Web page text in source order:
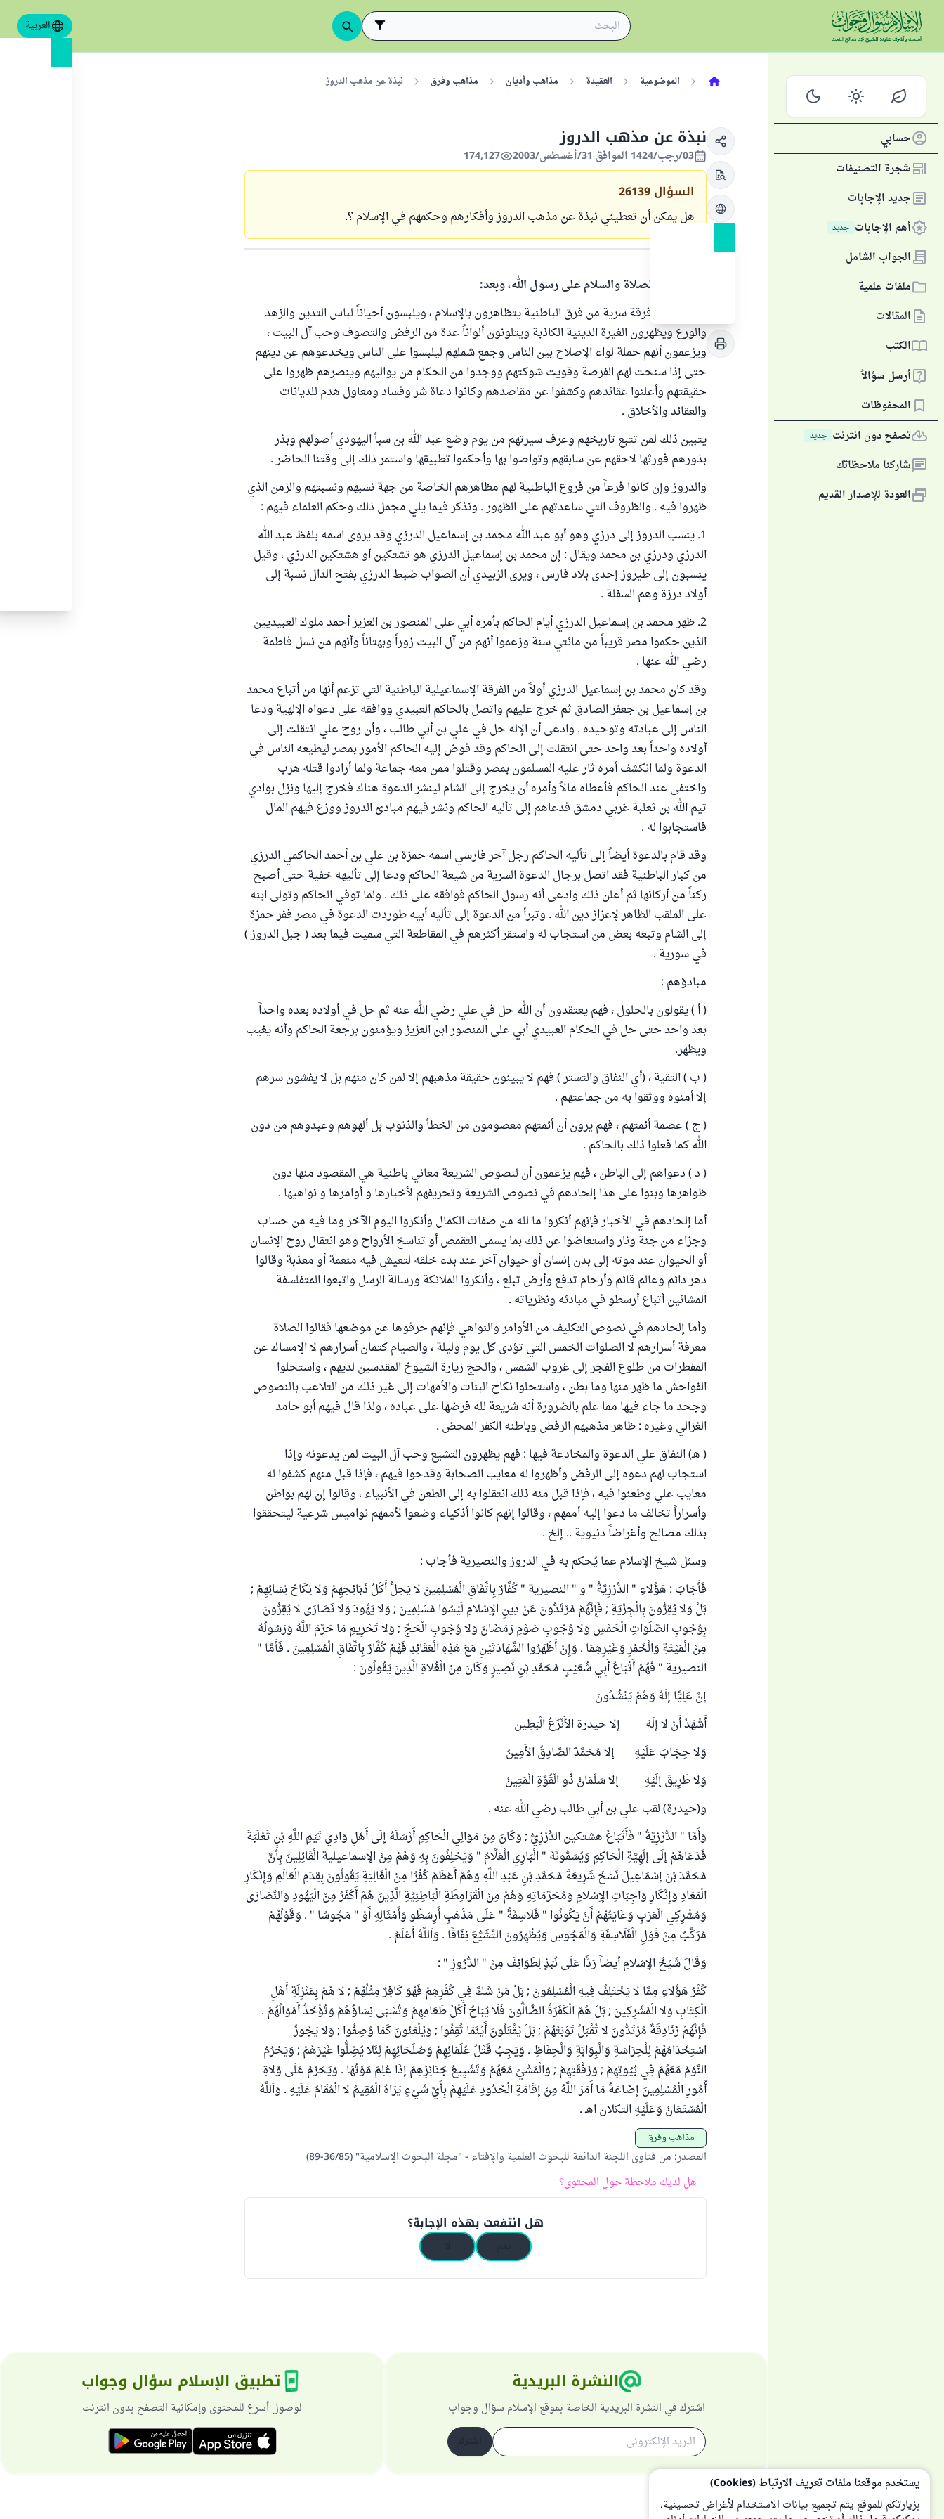
العربية
حسابي
شجرة التصنيفات
جديد الإجابات
أهم الإجابات جديد
الجواب الشامل
ملفات علمية
المقالات
الكتب
أرسل سؤالاً
المحفوظات
تصفح دون انترنت جديد
شاركنا ملاحظاتك
العودة للإصدار القديم
الموضوعية العقيدة مذاهب وأديان مذاهب وفرق نبذة عن مذهب الدروز
نبذة عن مذهب الدروز
03/رجب/1424 الموافق 31/أغسطس/2003 174,127
السؤال 26139
هل يمكن أن تعطيني نبذة عن مذهب الدروز وأفكارهم وحكمهم في الإسلام ؟.
الحمد لله والصلاة والسلام على رسول الله، وبعد:
أصل الدروز فرقة سرية من فرق الباطنية يتظاهرون بالإسلام ، ويلبسون أحياناً لباس التدين والزهد
والورع ويظهرون الغيرة الدينية الكاذبة ويتلونون ألواناً عدة من الرفض والتصوف وحب آل البيت ،
ويزعمون أنهم حملة لواء الإصلاح بين الناس وجمع شملهم ليلبسوا على الناس ويخدعوهم عن دينهم
حتى إذا سنحت لهم الفرصة وقويت شوكتهم ووجدوا من الحكام من يواليهم وينصرهم ظهروا على
حقيقتهم وأعلنوا عقائدهم وكشفوا عن مقاصدهم وكانوا دعاة شر وفساد ومعاول هدم للديانات
والعقائد والأخلاق .
يتبين ذلك لمن تتبع تاريخهم وعرف سيرتهم من يوم وضع عبد الله بن سبأ اليهودي أصولهم وبذر
بذورهم فورثها لاحقهم عن سابقهم وتواصوا بها وأحكموا تطبيقها واستمر ذلك إلى وقتنا الحاضر .
والدروز وإن كانوا فرعاً من فروع الباطنية لهم مظاهرهم الخاصة من جهة نسبهم ونسبتهم والزمن الذي
ظهروا فيه . والظروف التي ساعدتهم على الظهور . ونذكر فيما يلي مجمل ذلك وحكم العلماء فيهم :
1. ينسب الدروز إلى درزي وهو أبو عبد الله محمد بن إسماعيل الدرزي وقد يروى اسمه بلفظ عبد الله
الدرزي ودرزي بن محمد ويقال : إن محمد بن إسماعيل الدرزي هو تشتكين أو هشتكين الدرزي ، وقيل
ينسبون إلى طيروز إحدى بلاد فارس ، ويرى الزبيدي أن الصواب ضبط الدرزي بفتح الدال نسبة إلى
أولاد درزة وهم السفلة .
2. ظهر محمد بن إسماعيل الدرزي أيام الحاكم بأمره أبي على المنصور بن العزيز أحمد ملوك العبيديين
الذين حكموا مصر قريباً من مائتي سنة وزعموا أنهم من آل البيت زوراً وبهتاناً وأنهم من نسل فاطمة
رضي الله عنها .
وقد كان محمد بن إسماعيل الدرزي أولاً من الفرقة الإسماعيلية الباطنية التي تزعم أنها من أتباع محمد
بن إسماعيل بن جعفر الصادق ثم خرج عليهم واتصل بالحاكم العبيدي ووافقه على دعواه الإلهية ودعا
الناس إلى عبادته وتوحيده . وادعى أن الإله حل في علي بن أبي طالب ، وأن روح علي انتقلت إلى
أولاده واحداً بعد واحد حتى انتقلت إلى الحاكم وقد فوض إليه الحاكم الأمور بمصر ليطيعه الناس في
الدعوة ولما انكشف أمره ثار عليه المسلمون بمصر وقتلوا ممن معه جماعة ولما أرادوا قتله هرب
واختفى عند الحاكم فأعطاه مالاً وأمره أن يخرج إلى الشام لينشر الدعوة هناك فخرج إليها ونزل بوادي
تيم الله بن ثعلبة غربي دمشق فدعاهم إلى تأليه الحاكم ونشر فيهم مبادئ الدروز ووزع فيهم المال
فاستجابوا له .
وقد قام بالدعوة أيضاً إلى تأليه الحاكم رجل آخر فارسي اسمه حمزة بن علي بن أحمد الحاكمي الدرزي
من كبار الباطنية فقد اتصل برجال الدعوة السرية من شيعة الحاكم ودعا إلى تأليهه خفية حتى أصبح
ركناً من أركانها ثم أعلن ذلك وادعى أنه رسول الحاكم فوافقه على ذلك . ولما توفي الحاكم وتولى ابنه
على الملقب الظاهر لإعزاز دين الله . وتبرأ من الدعوة إلى تأليه أبيه طوردت الدعوة في مصر ففر حمزة
إلى الشام وتبعه بعض من استجاب له واستقر أكثرهم في المقاطعة التي سميت فيما بعد ( جبل الدروز )
في سورية .
مبادؤهم :
( أ ) يقولون بالحلول ، فهم يعتقدون أن الله حل في علي رضي الله عنه ثم حل في أولاده بعده واحداً
بعد واحد حتى حل في الحكام العبيدي أبي على المنصور ابن العزيز ويؤمنون برجعة الحاكم وأنه يغيب
ويظهر.
( ب ) التقية ، (أي النفاق والتستر ) فهم لا يبينون حقيقة مذهبهم إلا لمن كان منهم بل لا يفشون سرهم
إلا أمنوه ووثقوا به من جماعتهم .
( ج ) عصمة أئمتهم ، فهم يرون أن أئمتهم معصومون من الخطأ والذنوب بل ألهوهم وعبدوهم من دون
الله كما فعلوا ذلك بالحاكم .
( د ) دعواهم إلى الباطن ، فهم يزعمون أن لنصوص الشريعة معاني باطنية هي المقصود منها دون
ظواهرها وبنوا على هذا إلحادهم في نصوص الشريعة وتحريفهم لأخبارها و أوامرها و نواهيها .
أما إلحادهم في الأخبار فإنهم أنكروا ما لله من صفات الكمال وأنكروا اليوم الآخر وما فيه من حساب
وجزاء من جنة ونار واستعاضوا عن ذلك بما يسمى التقمص أو تناسخ الأرواح وهو انتقال روح الإنسان
أو الحيوان عند موته إلى بدن إنسان أو حيوان آخر عند بدء خلقه لتعيش فيه منعمة أو معذبة وقالوا
دهر دائم وعالم قائم وأرحام تدفع وأرض تبلع ، وأنكروا الملائكة ورسالة الرسل واتبعوا المتفلسفة
المشائين أتباع أرسطو في مبادئه ونظرياته .
وأما إلحادهم في نصوص التكليف من الأوامر والنواهي فإنهم حرفوها عن موضعها فقالوا الصلاة
معرفة أسرارهم لا الصلوات الخمس التي تؤدى كل يوم وليلة ، والصيام كتمان أسرارهم لا الإمساك عن
المفطرات من طلوع الفجر إلى غروب الشمس ، والحج زيارة الشيوخ المقدسين لديهم ، واستحلوا
الفواحش ما ظهر منها وما بطن ، واستحلوا نكاح البنات والأمهات إلى غير ذلك من التلاعب بالنصوص
وجحد ما جاء فيها مما علم بالضرورة أنه شريعة لله فرضها على عباده ، ولذا قال فيهم أبو حامد
الغزالي وغيره : ظاهر مذهبهم الرفض وباطنه الكفر المحض .
( هـ) النفاق علي الدعوة والمخادعة فيها : فهم يظهرون التشيع وحب آل البيت لمن يدعونه وإذا
استجاب لهم دعوه إلى الرفض وأظهروا له معايب الصحابة وقدحوا فيهم ، فإذا قبل منهم كشفوا له
معايب علي وطعنوا فيه ، فإذا قبل منه ذلك انتقلوا به إلى الطعن في الأنبياء ، وقالوا إن لهم بواطن
وأسراراً تخالف ما دعوا إليه أممهم ، وقالوا إنهم كانوا أذكياء وضعوا لأممهم نواميس شرعية ليتحققوا
بذلك مصالح وأغراضاً دنيوية .. إلخ .
وسئل شيخ الإسلام عما يُحكم به في الدروز والنصيرية فأجاب :
فَأَجَابَ : هَؤُلاءِ " الدُّرْزِيَّةُ " و " النصيرية " كُفَّارٌ بِاتِّفَاقِ الْمُسْلِمِينَ لا يَحِلُّ أَكْلُ ذَبَائِحِهِمْ وَلا نِكَاحُ نِسَائِهِمْ ;
بَلْ وَلا يُقِرُّونَ بِالْجِزْيَةِ ; فَإِنَّهُمْ مُرْتَدُّونَ عَنْ دِينِ الإِسْلامِ لَيْسُوا مُسْلِمِينَ ; وَلا يَهُودَ وَلا نَصَارَى لا يُقِرُّونَ
بِوُجُوبِ الصَّلَوَاتِ الْخَمْسِ وَلا وُجُوبِ صَوْمِ رَمَضَانَ وَلا وُجُوبِ الْحَجِّ ; وَلا تَحْرِيمِ مَا حَرَّمَ اللَّهُ وَرَسُولُهُ
مِنْ الْمَيْتَةِ وَالْخَمْرِ وَغَيْرِهِمَا . وَإِنْ أَظْهَرُوا الشَّهَادَتَيْنِ مَعَ هَذِهِ الْعَقَائِدِ فَهُمْ كُفَّارٌ بِاتِّفَاقِ الْمُسْلِمِينَ . فَأَمَّا "
النصيرية " فَهُمْ أَتْبَاعُ أَبِي شُعَيْبٍ مُحَمَّدِ بْنِ نَصِيرٍ وَكَانَ مِنْ الْغُلاةِ الَّذِينَ يَقُولُونَ :
إنَّ عَلِيًّا إلَهٌ وَهُمْ يَنْشُدُونَ
أَشْهَدُ أَنْ لا إلَهَ إلا حيدرة الأَنْزَعُ الْبَطِين
وَلا حِجَابَ عَلَيْهِ إلا مُحَمَّدٌ الصَّادِقُ الأَمِينُ
وَلا طَرِيقَ إلَيْهِ إلا سَلْمَانُ ذُو الْقُوَّةِ الْمَتِينُ
و(حيدرة) لقب علي بن أبي طالب رضي الله عنه .
وَأَمَّا " الدُّرْزِيَّةُ " فَأَتْبَاعُ هشتكين الدُّرْزِيُّ ; وَكَانَ مِنْ مَوَالِي الْحَاكِمِ أَرْسَلَهُ إلَى أَهْلِ وَادِي تَيْمِ اللَّهِ بْنِ ثَعْلَبَةَ
فَدَعَاهُمْ إلَى إلَهِيَّةِ الْحَاكِمِ وَيُسَمُّونَهُ " الْبَارِي الْعَلَّامُ " وَيَحْلِفُونَ بِهِ وَهُمْ مِنْ الإسماعيلية الْقَائِلِينَ بِأَنَّ
مُحَمَّدَ بْنَ إسْمَاعِيلَ نَسَخَ شَرِيعَةَ مُحَمَّدِ بْنِ عَبْدِ اللَّهِ وَهُمْ أَعْظَمُ كُفْرًا مِنْ الْغَالِيَةِ يَقُولُونَ بِقِدَمِ الْعَالَمِ وَإِنْكَارِ
الْمَعَادِ وَإِنْكَارِ وَاجِبَاتِ الإِسْلامِ وَمُحَرَّمَاتِهِ وَهُمْ مِنْ الْقَرَامِطَةِ الْبَاطِنِيَّةِ الَّذِينَ هُمْ أَكْفَرُ مِنْ الْيَهُودِ وَالنَّصَارَى
وَمُشْرِكِي الْعَرَبِ وَغَايَتُهُمْ أَنْ يَكُونُوا " فَلاسِفَةً " عَلَى مَذْهَبِ أَرِسْطُو وَأَمْثَالِهِ أَوْ " مَجُوسًا " . وَقَوْلُهُمْ
مُرَكَّبٌ مِنْ قَوْلِ الْفَلَاسِفَةِ وَالْمَجُوسِ وَيُظْهِرُونَ التَّشَيُّعَ نِفَاقًا . وَاَللَّهُ أَعْلَمُ .
وَقَالَ شَيْخُ الإِسْلامِ أيضاً رَدًّا عَلَى نُبَذٍ لِطَوَائِفَ مِنْ " الدُّرُوزِ " :
كُفْرُ هَؤُلاءِ مِمَّا لا يَخْتَلِفُ فِيهِ الْمُسْلِمُونَ ; بَلْ مَنْ شَكَّ فِي كُفْرِهِمْ فَهُوَ كَافِرٌ مِثْلُهُمْ ; لا هُمْ بِمَنْزِلَةِ أَهْلِ
الْكِتَابِ وَلا الْمُشْرِكِينَ ; بَلْ هُمْ الْكَفَرَةُ الضَّالُّونَ فَلَا يُبَاحُ أَكْلُ طَعَامِهِمْ وَتُسْبَى نِسَاؤُهُمْ وَتُؤْخَذُ أَمْوَالُهُمْ .
فَإِنَّهُمْ زَنَادِقَةٌ مُرْتَدُّونَ لا تُقْبَلُ تَوْبَتُهُمْ ; بَلْ يُقْتَلُونَ أَيْنَمَا ثُقِفُوا ; وَيُلْعَنُونَ كَمَا وُصِفُوا ; وَلا يَجُوزُ
اسْتِخْدَامُهُمْ لِلْحِرَاسَةِ وَالْبِوَابَةِ وَالْحِفَاظِ . وَيَجِبُ قَتْلُ عُلَمَائِهِمْ وَصُلَحَائِهِمْ لِئَلا يُضِلُّوا غَيْرَهُمْ ; وَيَحْرُمُ
النَّوْمُ مَعَهُمْ فِي بُيُوتِهِمْ ; وَرُفْقَتِهِمْ ; وَالْمَشْيُ مَعَهُمْ وَتَشْيِيعُ جَنَائِزِهِمْ إذَا عُلِمَ مَوْتُهَا . وَيَحْرُمُ عَلَى وُلاةِ
أُمُورِ الْمُسْلِمِينَ إضَاعَةُ مَا أَمَرَ اللَّهُ مِنْ إقَامَةِ الْحُدُودِ عَلَيْهِمْ بِأَيِّ شَيْءٍ يَرَاهُ الْمُقِيمُ لا الْمُقَامُ عَلَيْهِ . وَاَللَّهُ
الْمُسْتَعَانُ وَعَلَيْهِ التكلان اهـ .
مذاهب وفرق
المصدر: من فتاوى اللجنة الدائمة للبحوث العلمية والإفتاء - "مجلة البحوث الإسلامية" (36/85-89)
هل لديك ملاحظة حول المحتوى؟
هل انتفعت بهذه الإجابة؟
النشرة البريدية
اشترك في النشرة البريدية الخاصة بموقع الإسلام سؤال وجواب
تطبيق الإسلام سؤال وجواب
لوصول أسرع للمحتوى وإمكانية التصفح بدون انترنت
يستخدم موقعنا ملفات تعريف الارتباط (Cookies)
بزيارتكم للموقع يتم تجميع بيانات الاستخدام لأغراض تحسينية.